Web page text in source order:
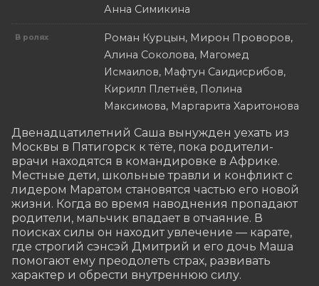
Анна Симикина
В ролях
Роман Курцын, Мирон Проворов,
Алина Соколова, Магомед
Исмаилов, Мафтун Саидисрибов,
Кирилл Плетнёв, Полина
Максимова, Маргарита Харитонова
Двенадцатилетний Саша вынужден уехать из
Москвы в Пятигорск к тёте, пока родители-
врачи находятся в командировке в Африке.
Местные дети, школьные травли и конфликт с
лидером Маратом становятся частью его новой
жизни. Когда во время наводнения пропадают
родители, мальчик впадает в отчаяние. В
поисках силы он находит увлечение — карате,
где строгий сэнсэй Дмитрий и его дочь Маша
помогают ему преодолеть страх, развивать
характер и обрести внутреннюю силу.